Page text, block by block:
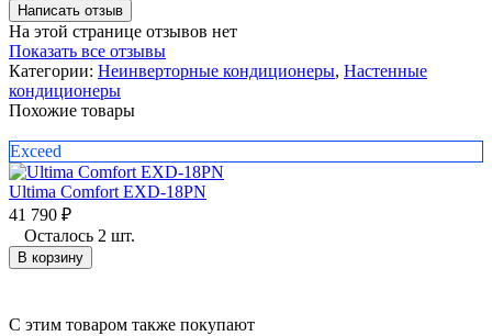
Написать отзыв
На этой странице отзывов нет
Показать все отзывы
Категории: Неинверторные кондиционеры, Настенные
кондиционеры
Похожие товары
Exceed
Ultima Comfort EXD-18PN
41 790 ₽
Осталось 2 шт.
В корзину
C этим товаром также покупают